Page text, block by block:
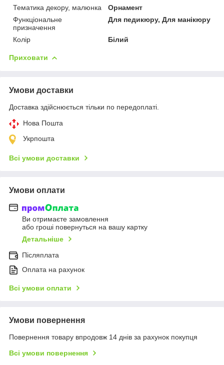
Тематика декору, малюнка
Орнамент
Функціональне
призначення
Для педикюру, Для манікюру
Колір Білий
Приховати
Умови доставки
Доставка здійснюється тільки по передоплаті.
Нова Пошта
Укрпошта
Всі умови доставки
Умови оплати
Ви отримаєте замовлення
або гроші повернуться на вашу картку
Детальніше
Післяплата
Оплата на рахунок
Всі умови оплати
Умови повернення
Повернення товару впродовж 14 днів за рахунок покупця
Всі умови повернення